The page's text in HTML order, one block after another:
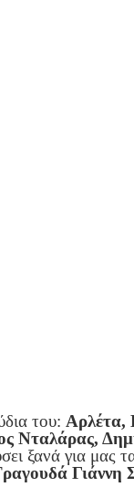
του: Αρλέτα,
Νταλάρας,
ξανά για μας
Γιάννη